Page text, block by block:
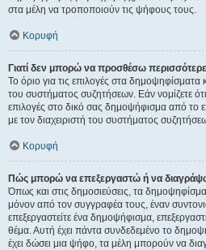
στα μέλη να τροποποιούν τις ψήφους τους.
Κορυφή
Γιατί δεν μπορώ να προσθέσω
Το όριο για τις επιλογές στα δημοψηφίσματα
του συστήματος συζητήσεων. Εάν νομίζετε ότι
επιλογές στο δικό σας δημοψήφισμα από το
με τον διαχειριστή του συστήματος
Κορυφή
Πώς μπορώ να επεξεργαστώ ή να
Όπως και στις δημοσιεύσεις, τα
μόνον από τον συγγραφέα τους, έναν
επεξεργαστείτε ένα δημοψήφισμα,
θέμα. Αυτή έχει πάντα συνδεδεμένο το
έχει δώσει μια ψήφο, τα μέλη μπορούν να